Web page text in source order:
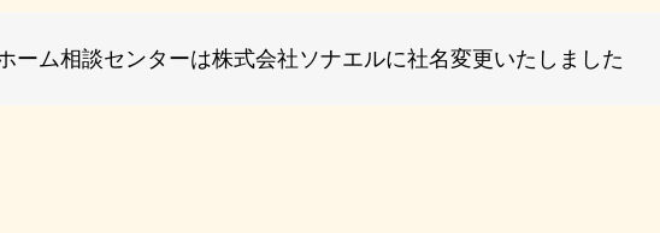
ーム相談センターは株式会社ソナエルに社名変更いたしました